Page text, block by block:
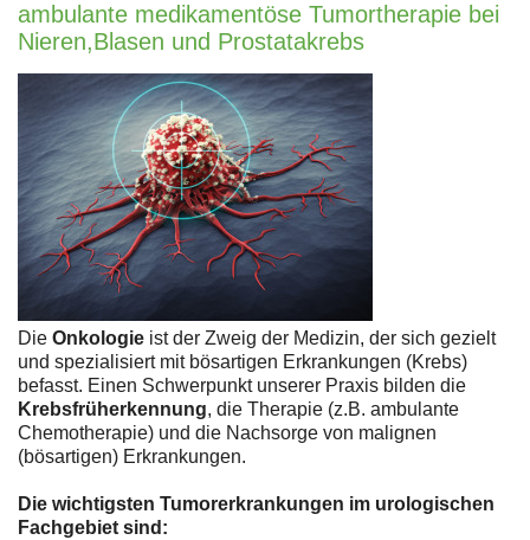
ambulante medikamentöse Tumortherapie bei
Nieren,Blasen und Prostatakrebs
Die Onkologie ist der Zweig der Medizin, der sich gezielt
und spezialisiert mit bösartigen Erkrankungen (Krebs)
befasst. Einen Schwerpunkt unserer Praxis bilden die
Krebsfrüherkennung, die Therapie (z.B. ambulante
Chemotherapie) und die Nachsorge von malignen
(bösartigen) Erkrankungen.
Die wichtigsten Tumorerkrankungen im urologischen
Fachgebiet sind: